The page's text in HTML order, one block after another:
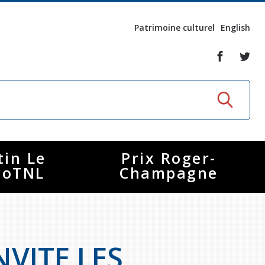
Patrimoine culturel English
Le Prix Roger-
Champagne